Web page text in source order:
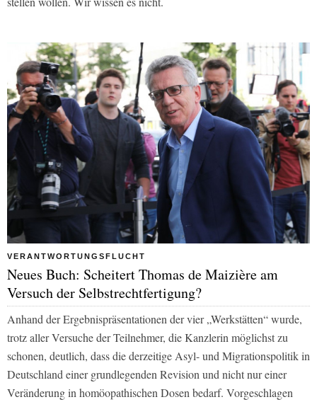
VERANTWORTUNGSFLUCHT
Neues Buch: Scheitert Thomas de Maizière am
Versuch der Selbstrechtfertigung?
Anhand der Ergebnispräsentationen der vier „Werkstätten“ wurde,
trotz aller Versuche der Teilnehmer, die Kanzlerin möglichst zu
schonen, deutlich, dass die derzeitige Asyl- und Migrationspolitik in
Deutschland einer grundlegenden Revision und nicht nur einer
Veränderung in homöopathischen Dosen bedarf. Vorgeschlagen